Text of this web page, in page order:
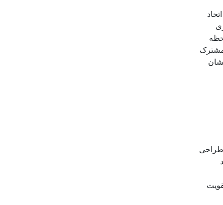
مشترک
طراحی